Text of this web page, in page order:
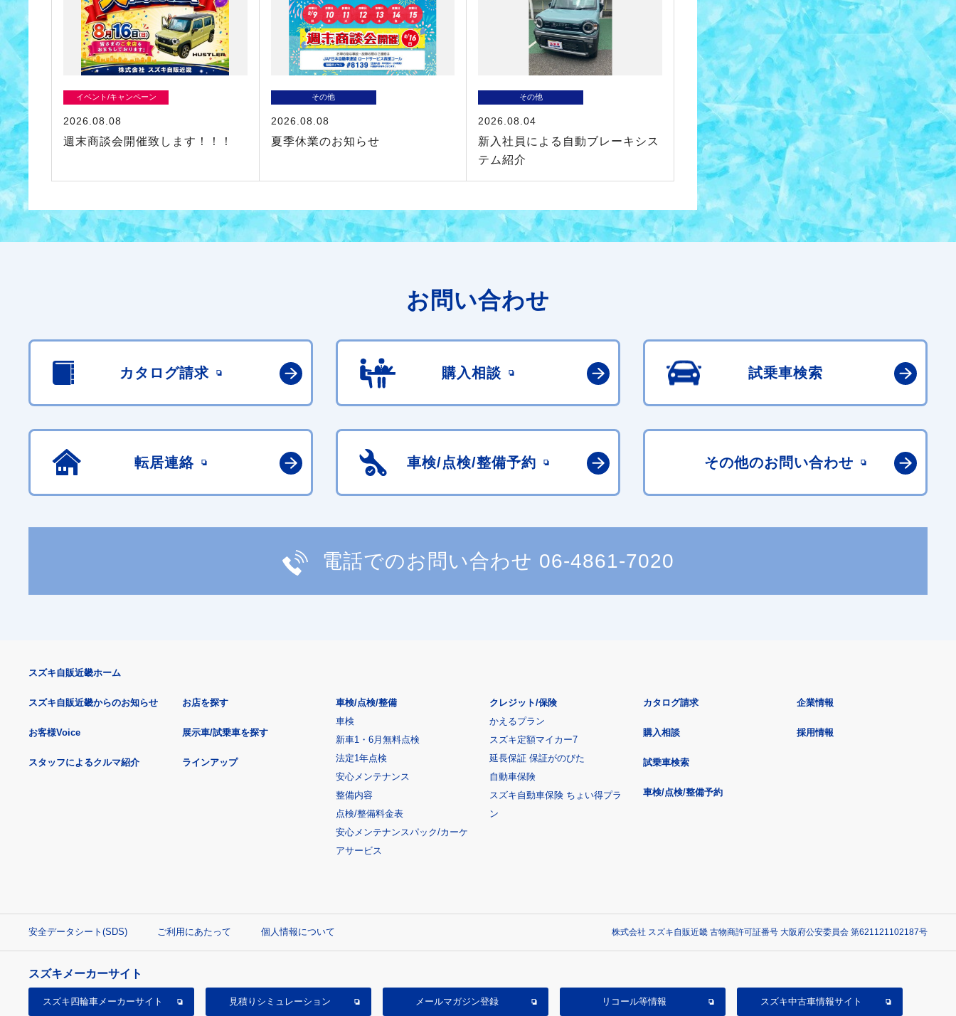
イベント/キャンペーン
2026.08.08
週末商談会開催致します！！！
その他
2026.08.08
夏季休業のお知らせ
その他
2026.08.04
新入社員による自動ブレーキシス
テム紹介
お問い合わせ
カタログ請求 購入相談 試乗車検索
転居連絡 車検/点検/整備予約 その他のお問い合わせ
電話でのお問い合わせ 06-4861-7020
スズキ自販近畿ホーム
スズキ自販近畿からのお知らせ
お客様Voice
スタッフによるクルマ紹介
お店を探す
展示車/試乗車を探す
ラインアップ
車検/点検/整備
車検
新車1・6月無料点検
法定1年点検
安心メンテナンス
整備内容
点検/整備料金表
安心メンテナンスパック/カーケ
アサービス
クレジット/保険
かえるプラン
スズキ定額マイカー7
延長保証 保証がのびた
自動車保険
スズキ自動車保険 ちょい得プラ
ン
カタログ請求
購入相談
試乗車検索
車検/点検/整備予約
企業情報
採用情報
安全データシート(SDS) ご利用にあたって 個人情報について 株式会社 スズキ自販近畿 古物商許可証番号 大阪府公安委員会 第621121102187号
スズキメーカーサイト
スズキ四輪車メーカーサイト 見積り シミュレーション メールマガジン登録 リコール等情報 スズキ中古車情報サイト